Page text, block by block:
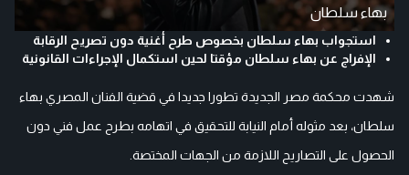
بهاء سلطان
استجواب بهاء سلطان بخصوص طرح أغنية دون تصريح الرقابة
الإفراج عن بهاء سلطان مؤقتا لحين استكمال الإجراءات القانونية
شهدت محكمة مصر الجديدة تطورا جديدا في قضية الفنان المصري بهاء
سلطان، بعد مثوله أمام النيابة للتحقيق في اتهامه بطرح عمل فني دون
الحصول على التصاريح اللازمة من الجهات المختصة.